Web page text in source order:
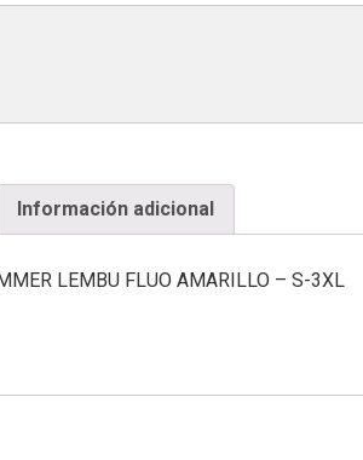
Información adicional
LEMBU FLUO AMARILLO – S-3XL